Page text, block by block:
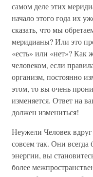
самом деле этих
начало этого года их
сказать, что мы
меридианы? Или это
«есть» или «нет»? Как
человеком, если
организм, постоянно
этом, то вы очень
изменяется. Ответ на
должен измениться!
Неужели Человек
совсем так. Они
энергии, вы
более